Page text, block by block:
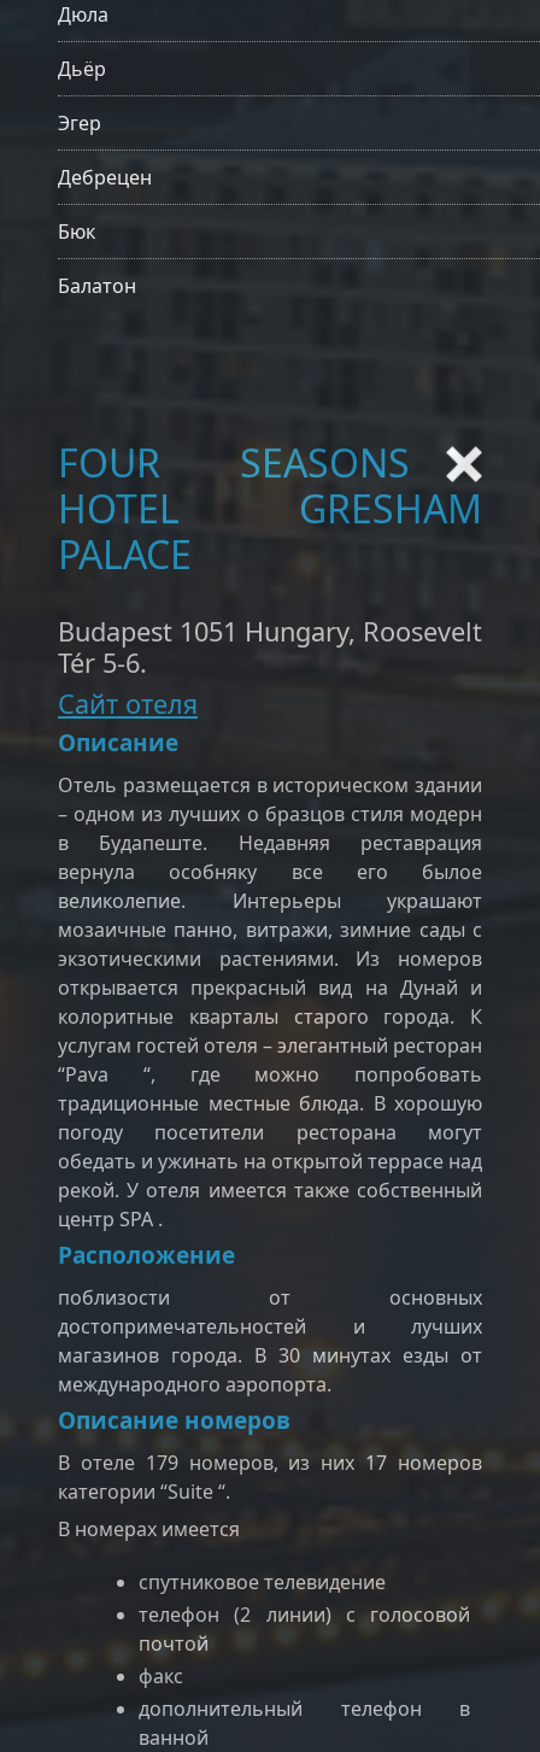
Дюла
Дьёр
Эгер
Дебрецен
Бюк
Балатон
FOUR SEASONS
HOTEL GRESHAM
PALACE
Budapest 1051 Hungary, Roosevelt
Tér 5-6.
Сайт отеля
Описание
Отель размещается в историческом здании
– одном из лучших о бразцов стиля модерн
в Будапеште. Недавняя реставрация
вернула особняку все его былое
великолепие. Интерьеры украшают
мозаичные панно, витражи, зимние сады с
экзотическими растениями. Из номеров
открывается прекрасный вид на Дунай и
колоритные кварталы старого города. К
услугам гостей отеля – элегантный ресторан
“Pava “, где можно попробовать
традиционные местные блюда. В хорошую
погоду посетители ресторана могут
обедать и ужинать на открытой террасе над
рекой. У отеля имеется также собственный
центр SPA .
Расположение
поблизости от основных
достопримечательностей и лучших
магазинов города. В 30 минутах езды от
международного аэропорта.
Описание номеров
В отеле 179 номеров, из них 17 номеров
категории “Suite “.
В номерах имеется
спутниковое телевидение
телефон (2 линии) с голосовой
почтой
факс
дополнительный телефон в
ванной